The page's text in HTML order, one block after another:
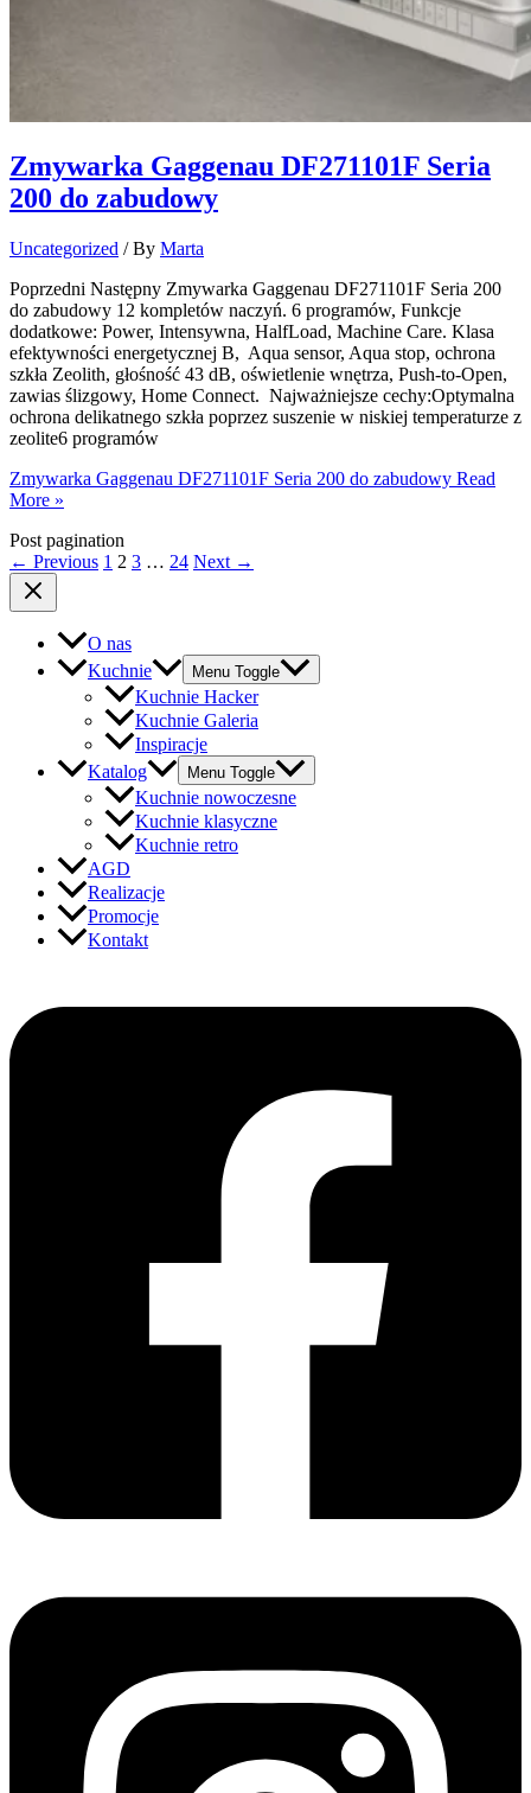
Zmywarka Gaggenau DF271101F Seria
200 do zabudowy
Uncategorized / By Marta
Poprzedni Następny Zmywarka Gaggenau DF271101F Seria 200
do zabudowy 12 kompletów naczyń. 6 programów, Funkcje
dodatkowe: Power, Intensywna, HalfLoad, Machine Care. Klasa
efektywności energetycznej B, Aqua sensor, Aqua stop, ochrona
szkła Zeolith, głośność 43 dB, oświetlenie wnętrza, Push-to-Open,
zawias ślizgowy, Home Connect. Najważniejsze cechy:Optymalna
ochrona delikatnego szkła poprzez suszenie w niskiej temperaturze z
zeolite6 programów
Zmywarka Gaggenau DF271101F Seria 200 do zabudowy Read
More »
Post pagination
← Previous 1 2 3 … 24 Next →
O nas
Kuchnie
Menu Toggle
Kuchnie Hacker
Kuchnie Galeria
Inspiracje
Katalog
Menu Toggle
Kuchnie nowoczesne
Kuchnie klasyczne
Kuchnie retro
AGD
Realizacje
Promocje
Kontakt